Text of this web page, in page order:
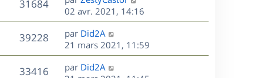
g
e
s
a
g
e
m
e
s
s
a
g
s
i
e
r
m
e
s
31684V
u
e
e
r
n
i
e
r
02 avr. 2021, 14:16
39228V
u
D
e
r
n
par Did2A
21 mars 2021, 11:59
33416V
D
par Did2A